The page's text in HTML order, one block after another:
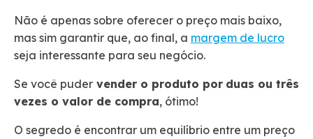
Não é apenas sobre oferecer o preço mais baixo,
mas sim garantir que, ao final, a margem de lucro
seja interessante para seu negócio.
Se você puder vender o produto por duas ou três
vezes o valor de compra, ótimo!
O segredo é encontrar um equilíbrio entre um preço